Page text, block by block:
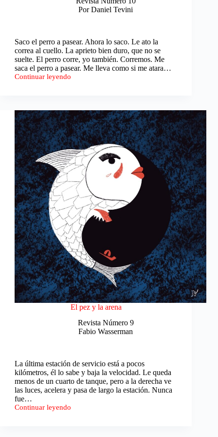
Por Daniel Tevini
Saco el perro a pasear. Ahora lo saco. Le ato la
correa al cuello. La aprieto bien duro, que no se
suelte. El perro corre, yo también. Corremos. Me
saca el perro a pasear. Me lleva como si me atara…
Continuar leyendo
El
El pez y la arena
Revista Número 9
Fabio Wasserman
La última estación de servicio está a pocos
kilómetros, él lo sabe y baja la velocidad. Le queda
menos de un cuarto de tanque, pero a la derecha ve
las luces, acelera y pasa de largo la estación. Nunca
fue…
Continuar leyendo
El